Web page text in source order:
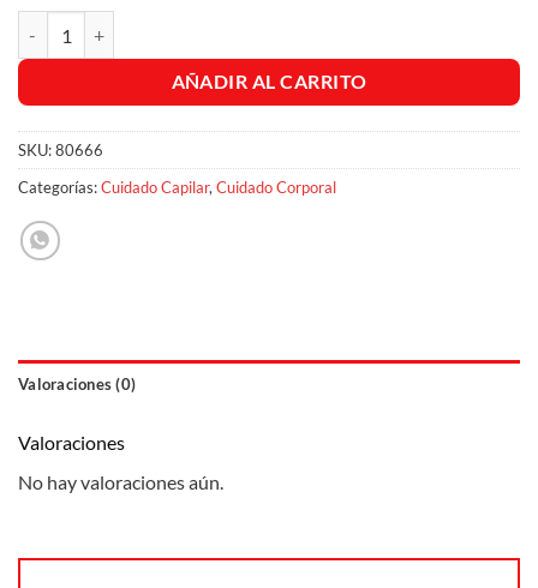
AÑADIR AL CARRITO
SKU:80666
Categorías:Cuidado Capilar, Cuidado Corporal
Valoraciones (0)
Valoraciones
No hay valoraciones aún.